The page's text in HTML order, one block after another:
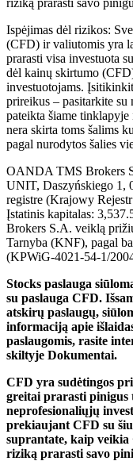
Ispėjimas dėl rizikos:
(CFD) ir valiutomis yra
prarasti visa investuota
dėl kainų skirtumo
investuotojams.
prireikus – pasitarkite su
pateikta šiame
nera skirta toms šalims
pagal nurodytos šalies
OANDA TMS Brokers
UNIT, Daszyńskiego 1,
registre (Krajowy
Įstatinis kapitalas:
Brokers S.A. veiklą
Tarnyba (KNF), pagal
(KPWiG-4021-54-1/
Stocks paslauga
su paslauga CFD.
atskirų paslaugų,
informaciją apie
paslaugomis, rasite
skiltyje Dokumentai.
CFD yra sudėtingos
greitai prarasti pinigus
neprofesionaliųjų
prekiaujant CFD su
suprantate, kaip
riziką prarasti savo